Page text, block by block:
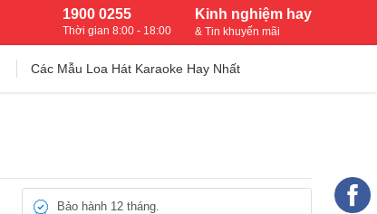
Kinh nghiệm hay
& Tin khuyến mãi
1900 0255
Thời gian 8:00 - 18:00
Các Mẫu Loa Hát Karaoke Hay Nhất
Bảo hành 12 tháng.